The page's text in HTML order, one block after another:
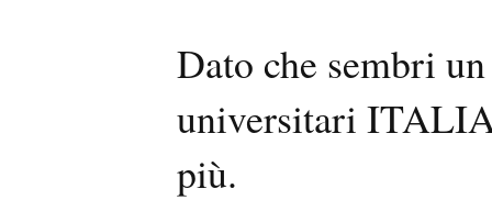
Dato che sembri
universitari
più.